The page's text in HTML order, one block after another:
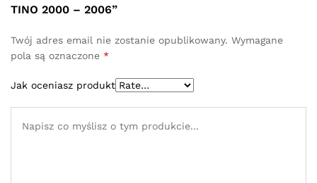
TINO 2000 – 2006”
Twój adres email nie zostanie opublikowany. Wymagane
pola są oznaczone *
Jak oceniasz produkt